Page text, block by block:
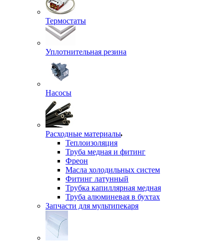
Термостаты
Уплотнительная резина
Насосы
Расходные материалы
Теплоизоляция
Труба медная и фитинг
Фреон
Масла холодильных систем
Фитинг латунный
Трубка капиллярная медная
Труба алюминевая в бухтах
Запчасти для мультипекаря